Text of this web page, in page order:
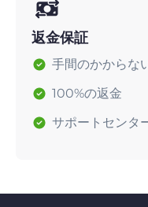
返金保証
手間のかからな
100%の返金
サポートセンタ